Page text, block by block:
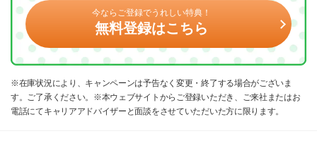
今ならご登録でうれしい特典！
無料登録はこちら
※在庫状況により、キャンペーンは予告なく変更・終了する場合がございま
す。ご了承ください。※本ウェブサイトからご登録いただき、ご来社またはお
電話にてキャリアアドバイザーと面談をさせていただいた方に限ります。